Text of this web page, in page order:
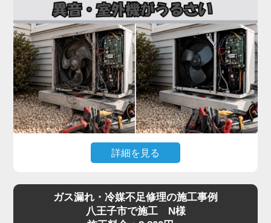
ず確実に診断し、最短即日で修理いたします。
冷暖房の効きが悪いと感じたら、お早めにご相談く
ださい。
排出する管）の詰まりです。長年使用しているとホ
ースの中にホコリ・カビ・虫が侵入し、水の流れを
妨げます。
水漏れはドレン詰まりが関係するケースも多い一方
で、詰まりの位置、本体の傾き、ドレンパンの劣
化、ホース接続部のパッキン硬化、排水経路のトラ
ップ部詰まりなど原因は複数あり、表面だけの対処
では再発することがあります。
水漏れを放置すると、壁紙のシミ・床材の腐食・階
下への漏水被害につながり、修繕費が高額になる可
全体を内視鏡で点検し、ドレンパンの状態確認・ホ
ースおよびパッキン交換・本体取り付け状態の調整
詳細を見る
振動・騒音が大きいといった症状は、ファンモータ
ーの劣化やファン羽根の歪み、コンプレッサーの異
ガス漏れ・冷媒不足修理の施工事例
八王子市で施工 N様